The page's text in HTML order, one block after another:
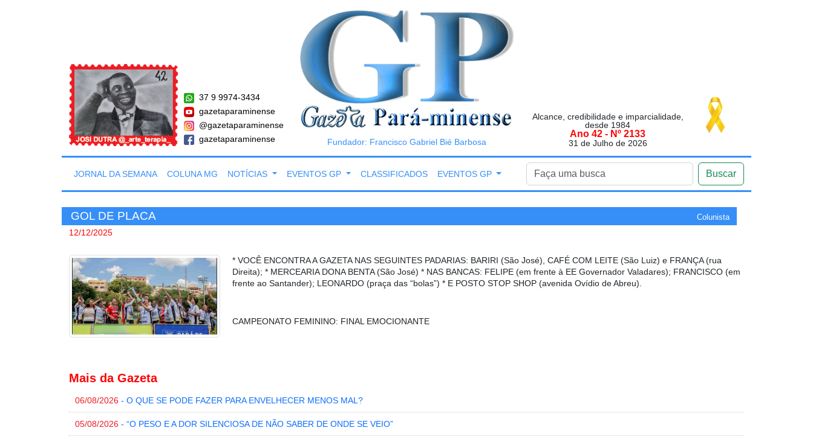
37 9 9974-3434
gazetaparaminense
@gazetaparaminense
gazetaparaminense
Fundador: Francisco Gabriel Bié Barbosa
Alcance, credibilidade e imparcialidade,
desde 1984
Ano 42 - Nº 2133
31 de Julho de 2026
JORNAL DA SEMANA COLUNA MG NOTÍCIAS EVENTOS GP CLASSIFICADOS EVENTOS GP Buscar
GOL DE PLACA Colunista
12/12/2025
* VOCÊ ENCONTRA A GAZETA NAS SEGUINTES PADARIAS: BARIRI (São José), CAFÉ COM LEITE (São Luiz) e FRANÇA (rua
Direita); * MERCEARIA DONA BENTA (São José) * NAS BANCAS: FELIPE (em frente à EE Governador Valadares); FRANCISCO (em
frente ao Santander); LEONARDO (praça das “bolas”) * E POSTO STOP SHOP (avenida Ovídio de Abreu).
CAMPEONATO FEMININO: FINAL EMOCIONANTE
Mais da Gazeta
06/08/2026 - O QUE SE PODE FAZER PARA ENVELHECER MENOS MAL?
05/08/2026 - “O PESO E A DOR SILENCIOSA DE NÃO SABER DE ONDE SE VEIO”